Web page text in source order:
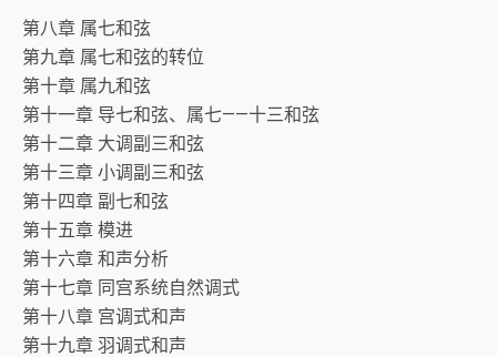
第八章 属七和弦
第九章 属七和弦的转位
第十章 属九和弦
第十一章 导七和弦、属七——十三和弦
第十二章 大调副三和弦
第十三章 小调副三和弦
第十四章 副七和弦
第十五章 模进
第十六章 和声分析
第十七章 同宫系统自然调式
第十八章 宫调式和声
第十九章 羽调式和声